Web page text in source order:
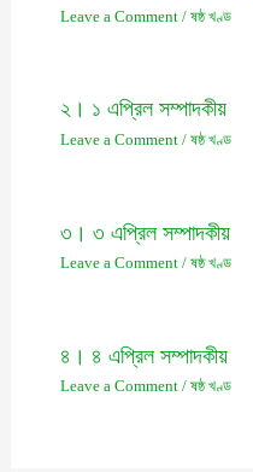
Leave a Comment / ষষ্ঠ খণ্ড
২। ১ এপ্রিল সম্পাদকীয়
Leave a Comment / ষষ্ঠ খণ্ড
৩। ৩ এপ্রিল সম্পাদকীয়
Leave a Comment / ষষ্ঠ খণ্ড
৪। ৪ এপ্রিল সম্পাদকীয়
Leave a Comment / ষষ্ঠ খণ্ড